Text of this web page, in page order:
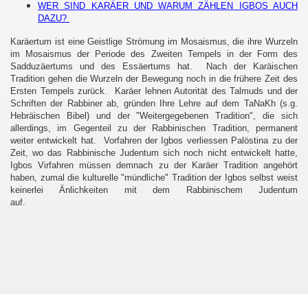
WER SIND KARÄER UND WARUM ZÄHLEN IGBOS AUCH
DAZU?
Karäertum ist eine Geistlige Strömung im Mosaismus, die ihre Wurzeln
im Mosaismus der Periode des Zweiten Tempels in der Form des
Sadduzäertums und des Essäertums hat. Nach der Karäischen
Tradition gehen die Wurzeln der Bewegung noch in die frühere Zeit des
Ersten Tempels zurück. Karäer lehnen Autorität des Talmuds und der
Schriften der Rabbiner ab, gründen Ihre Lehre auf dem TaNaKh (s.g.
Hebräischen Bibel) und der "Weitergegebenen Tradition", die sich
allerdings, im Gegenteil zu der Rabbinischen Tradition, permanent
weiter entwickelt hat. Vorfahren der Igbos verliessen Palöstina zu der
Zeit, wo das Rabbinische Judentum sich noch nicht entwickelt hatte,
Igbos Virfahren müssen demnach zu der Karäer Tradition angehört
haben, zumal die kulturelle "mündliche" Tradition der Igbos selbst weist
keinerlei Änlichkeiten mit dem Rabbinischem Judentum
auf.